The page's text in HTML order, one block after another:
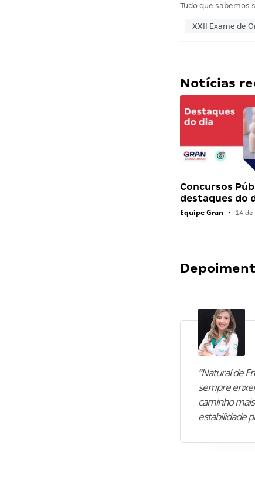
Tudo que sabemos
XXII Exame de
Notícias
Concursos
destaques do
Equipe Gran • 14 de
“Natural de
sempre
caminho
estabilidade